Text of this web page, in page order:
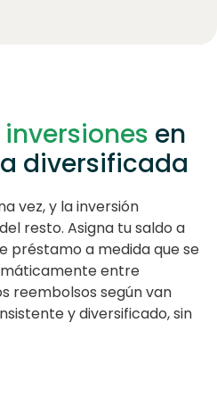
inversiones en
diversificada
vez, y la inversión
resto. Asigna tu saldo a
préstamo a medida que se
entre
reembolsos según van
y diversificado, sin